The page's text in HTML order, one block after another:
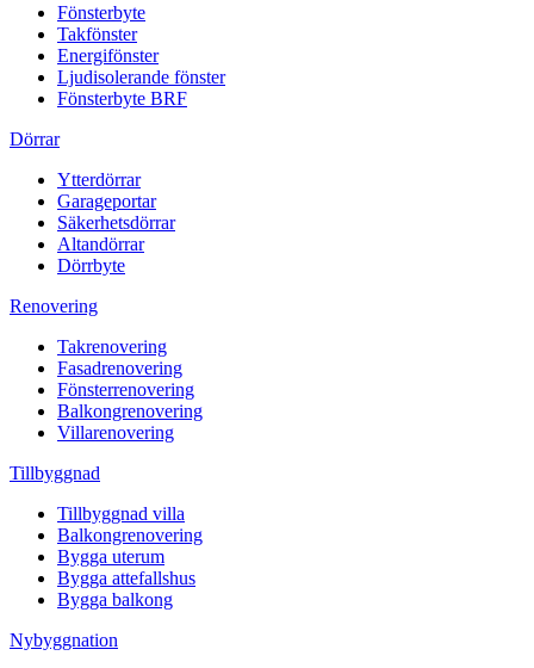
Fönsterbyte
Takfönster
Energifönster
Ljudisolerande fönster
Fönsterbyte BRF
Dörrar
Ytterdörrar
Garageportar
Säkerhetsdörrar
Altandörrar
Dörrbyte
Renovering
Takrenovering
Fasadrenovering
Fönsterrenovering
Balkongrenovering
Villarenovering
Tillbyggnad
Tillbyggnad villa
Balkongrenovering
Bygga uterum
Bygga attefallshus
Bygga balkong
Nybyggnation